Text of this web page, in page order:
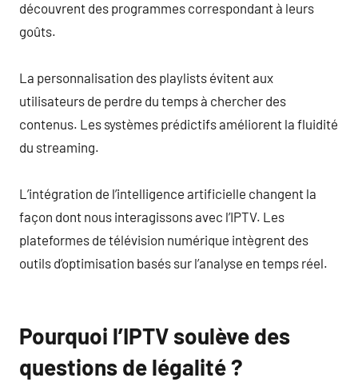
découvrent des programmes correspondant à leurs
goûts.
La personnalisation des playlists évitent aux
utilisateurs de perdre du temps à chercher des
contenus. Les systèmes prédictifs améliorent la fluidité
du streaming.
L’intégration de l’intelligence artificielle changent la
façon dont nous interagissons avec l’IPTV. Les
plateformes de télévision numérique intègrent des
outils d’optimisation basés sur l’analyse en temps réel.
Pourquoi l’IPTV soulève des
questions de légalité ?